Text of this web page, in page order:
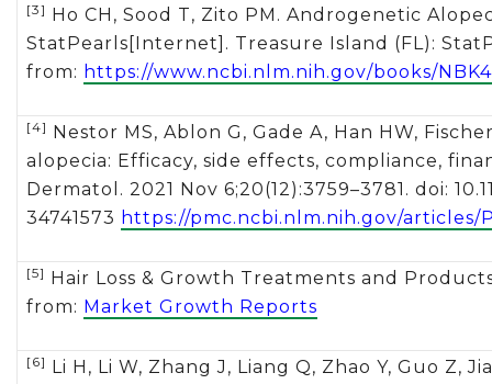
[3]
Ho CH, Sood T, Zito PM. Androgenetic
StatPearls[Internet]. Treasure Island (FL):
from: https://www.ncbi.nlm.nih.gov/books/
[4]
Nestor MS, Ablon G, Gade A, Han HW,
alopecia: Efficacy, side effects, compliance,
Dermatol. 2021 Nov 6;20(12):3759–3781. doi:
34741573 https://pmc.ncbi.nlm.nih.gov/articles/
[5]
Hair Loss & Growth Treatments and
from: Market Growth Reports
[6]
Li H, Li W, Zhang J, Liang Q, Zhao Y, Guo Z,